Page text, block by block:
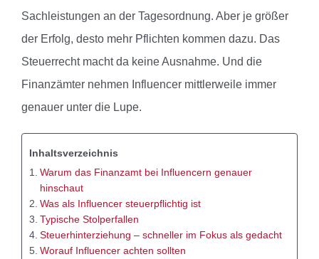
Sachleistungen an der Tagesordnung. Aber je größer
der Erfolg, desto mehr Pflichten kommen dazu. Das
Steuerrecht macht da keine Ausnahme. Und die
Finanzämter nehmen Influencer mittlerweile immer
genauer unter die Lupe.
Inhaltsverzeichnis
Warum das Finanzamt bei Influencern genauer
hinschaut
Was als Influencer steuerpflichtig ist
Typische Stolperfallen
Steuerhinterziehung – schneller im Fokus als gedacht
Worauf Influencer achten sollten